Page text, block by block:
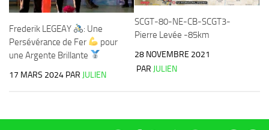
Frederik LEGEAY
: Une
Persévérance de Fer
pour
une Argente Brillante
17 MARS 2024 PAR JULIEN
SCGT-80-NE-CB-SCGT3-
Pierre Levée -85km
28 NOVEMBRE 2021
PAR JULIEN